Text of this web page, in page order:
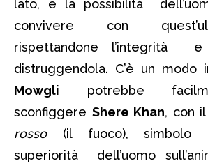
lato, e la possibilità
convivere con
rispettandone l’integrità e
distruggendola. C’è un modo
Mowgli potrebbe
sconfiggere Shere Khan, con il
rosso(il fuoco), simbolo
superiorità dell’uomo